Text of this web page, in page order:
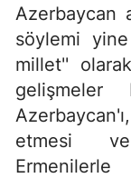
Azerbaycan
söylemi
millet'' olarak
gelişmeler
etmesi ve